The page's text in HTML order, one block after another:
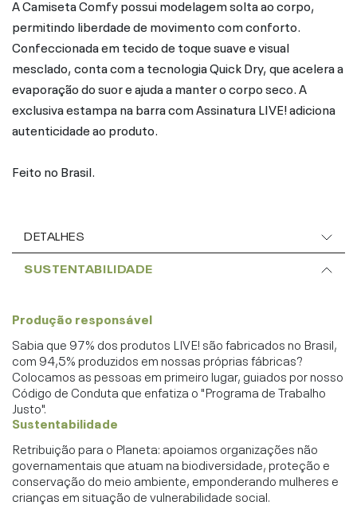
A Camiseta Comfy possui modelagem solta ao corpo,
permitindo liberdade de movimento com conforto.
Confeccionada em tecido de toque suave e visual
mesclado, conta com a tecnologia Quick Dry, que acelera a
evaporação do suor e ajuda a manter o corpo seco. A
exclusiva estampa na barra com Assinatura LIVE! adiciona
autenticidade ao produto.
Feito no Brasil.
DETALHES
SUSTENTABILIDADE
Produção responsável
Sabia que 97% dos produtos LIVE! são fabricados no Brasil,
com 94,5% produzidos em nossas próprias fábricas?
Colocamos as pessoas em primeiro lugar, guiados por nosso
Código de Conduta que enfatiza o "Programa de Trabalho
Justo".
Sustentabilidade
Retribuição para o Planeta: apoiamos organizações não
governamentais que atuam na biodiversidade, proteção e
conservação do meio ambiente, emponderando mulheres e
crianças em situação de vulnerabilidade social.